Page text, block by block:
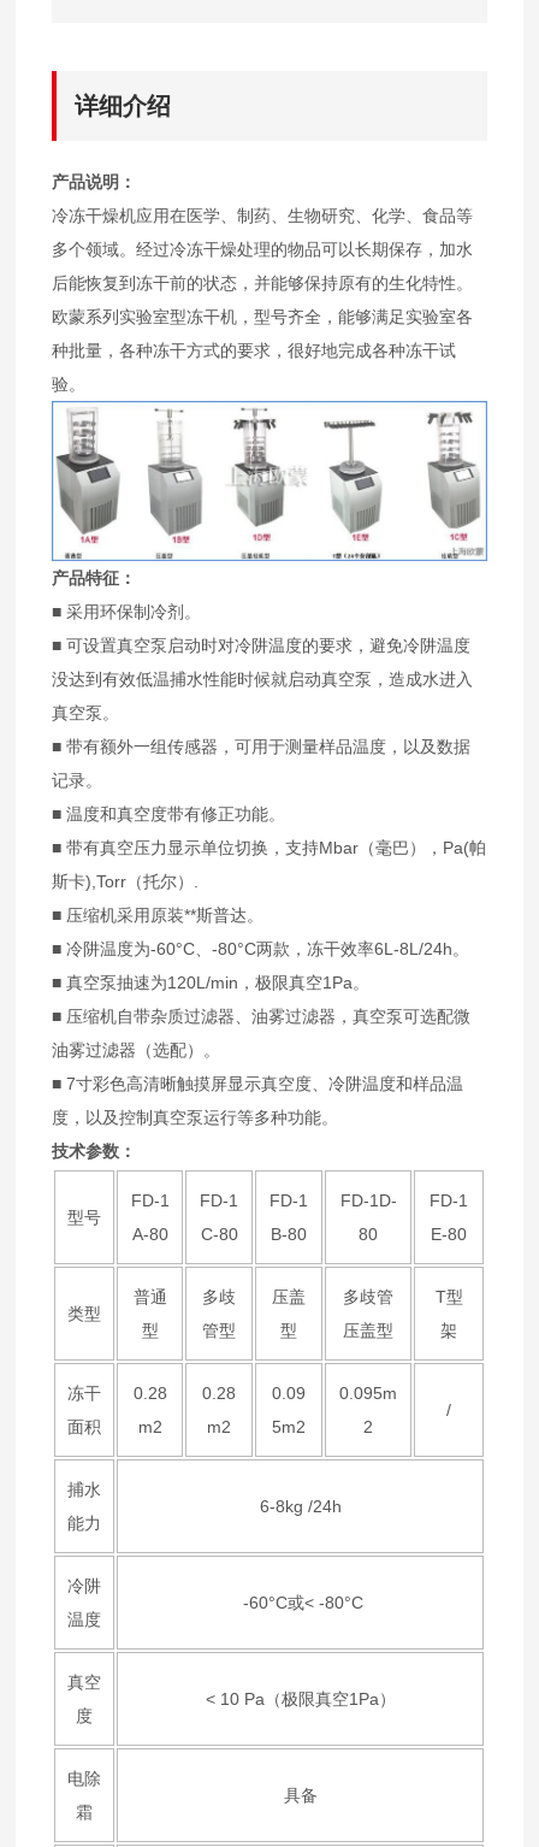
详细介绍
产品说明：
冷冻干燥机应用在医学、制药、生物研究、化学、食品等
多个领域。经过冷冻干燥处理的物品可以长期保存，加水
后能恢复到冻干前的状态，并能够保持原有的生化特性。
欧蒙系列实验室型冻干机，型号齐全，能够满足实验室各
种批量，各种冻干方式的要求，很好地完成各种冻干试
验。
产品特征：
■ 采用环保制冷剂。
■ 可设置真空泵启动时对冷阱温度的要求，避免冷阱温度
没达到有效低温捕水性能时候就启动真空泵，造成水进入
真空泵。
■ 带有额外一组传感器，可用于测量样品温度，以及数据
记录。
■ 温度和真空度带有修正功能。
■ 带有真空压力显示单位切换，支持Mbar（毫巴），Pa(帕
斯卡),Torr（托尔）.
■ 压缩机采用原装**斯普达。
■ 冷阱温度为-60°C、-80°C两款，冻干效率6L-8L/24h。
■ 真空泵抽速为120L/min，极限真空1Pa。
■ 压缩机自带杂质过滤器、油雾过滤器，真空泵可选配微
油雾过滤器（选配）。
■ 7寸彩色高清晰触摸屏显示真空度、冷阱温度和样品温
度，以及控制真空泵运行等多种功能。
技术参数：
型号
FD-1
A-80
FD-1
C-80
FD-1
B-80
FD-1D-
80
FD-1
E-80
类型
普通
型
多歧
管型
压盖
型
多歧管
压盖型
T型
架
冻干
面积
0.28
m2
0.28
m2
0.09
5m2
0.095m
2
/
捕水
能力
6-8kg /24h
冷阱
温度
-60°C或< -80°C
真空
度
< 10 Pa（极限真空1Pa）
电除
霜
具备